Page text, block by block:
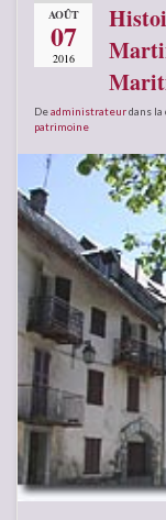
AOÛT
07
2016
Deadministrateurdans la
patrimoine